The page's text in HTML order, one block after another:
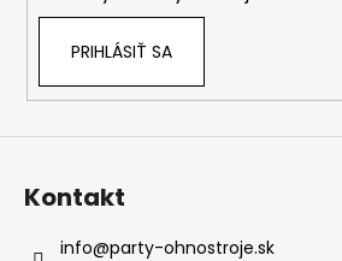
PRIHLÁSIŤ SA
Kontakt
info@party-ohnostroje.sk